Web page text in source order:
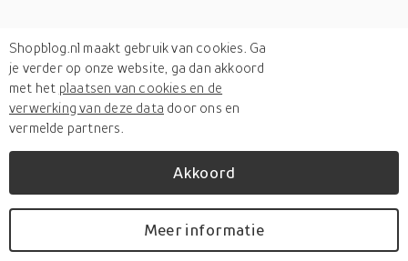
Verkengerelateerde categorieën
Shopblog.nl maakt gebruik van cookies. Ga
je verder op onze website, ga dan akkoord
met het plaatsen van cookies en de
verwerking van deze data door ons en
vermelde partners.
Akkoord
Meer informatie